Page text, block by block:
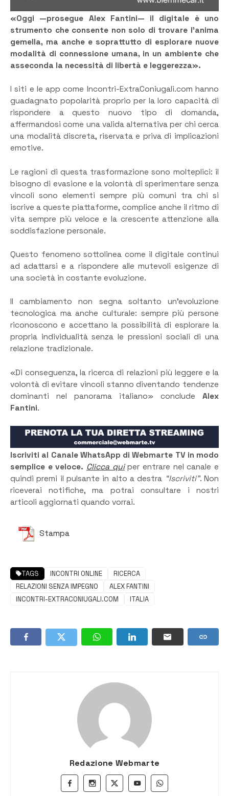
«Oggi —prosegue Alex Fantini— il digitale è uno
strumento che consente non solo di trovare l’anima
gemella, ma anche e soprattutto di esplorare nuove
modalità di connessione umana, in un ambiente che
asseconda la necessità di libertà e leggerezza».
I siti e le app come Incontri-ExtraConiugali.com hanno
guadagnato popolarità proprio per la loro capacità di
rispondere a questo nuovo tipo di domanda,
affermandosi come una valida alternativa per chi cerca
una modalità discreta, riservata e priva di implicazioni
emotive.
Le ragioni di questa trasformazione sono molteplici: il
bisogno di evasione e la volontà di sperimentare senza
vincoli sono elementi sempre più comuni tra chi si
iscrive a queste piattaforme, complice anche il ritmo di
vita sempre più veloce e la crescente attenzione alla
soddisfazione personale.
Questo fenomeno sottolinea come il digitale continui
ad adattarsi e a rispondere alle mutevoli esigenze di
una società in costante evoluzione.
Il cambiamento non segna soltanto un’evoluzione
tecnologica ma anche culturale: sempre più persone
riconoscono e accettano la possibilità di esplorare la
propria individualità senza le pressioni sociali di una
relazione tradizionale.
«Di conseguenza, la ricerca di relazioni più leggere e la
volontà di evitare vincoli stanno diventando tendenze
dominanti nel panorama italiano» conclude Alex
Fantini.
Iscriviti al Canale WhatsApp di Webmarte TV in modo
semplice e veloce. Clicca quiper entrare nel canale e
quindi premi il pulsante in alto a destra “Iscriviti”. Non
riceverai notifiche, ma potrai consultare i nostri
articoli aggiornati quando vorrai.
Stampa
TAGS INCONTRI ONLINE
RICERCA
RELAZIONI SENZA IMPEGNO
ALEX FANTINI
INCONTRI-EXTRACONIUGALI.COM
ITALIA
Redazione Webmarte